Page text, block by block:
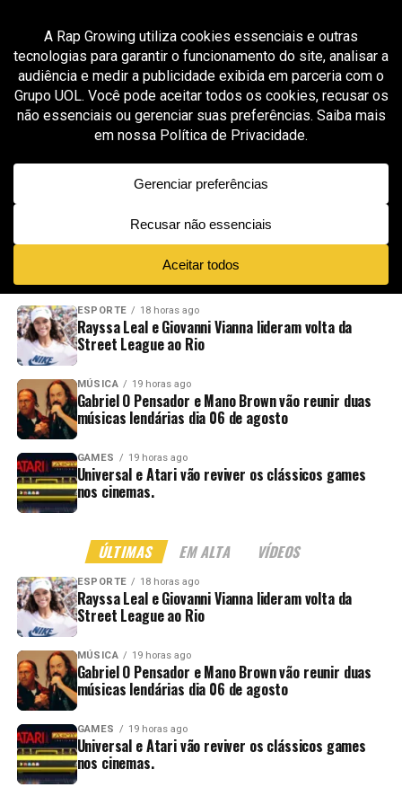
All posts tagged "mc caverinha feat"
MÚSICA 7 meses ago
COSTAKID: a promessa do trap que mistura
reggaeton, estética de rua , lança o EP
“Dopamina”
NOVIDADES EM ALTA VÍDEOS
ESPORTE 18 horas ago
Rayssa Leal e Giovanni Vianna lideram volta da
Street League ao Rio
MÚSICA 19 horas ago
Gabriel O Pensador e Mano Brown vão reunir duas
músicas lendárias dia 06 de agosto
GAMES 19 horas ago
Universal e Atari vão reviver os clássicos games
nos cinemas.
ÚLTIMAS EM ALTA VÍDEOS
ESPORTE 18 horas ago
Rayssa Leal e Giovanni Vianna lideram volta da
Street League ao Rio
MÚSICA 19 horas ago
Gabriel O Pensador e Mano Brown vão reunir duas
músicas lendárias dia 06 de agosto
GAMES 19 horas ago
Universal e Atari vão reviver os clássicos games
nos cinemas.